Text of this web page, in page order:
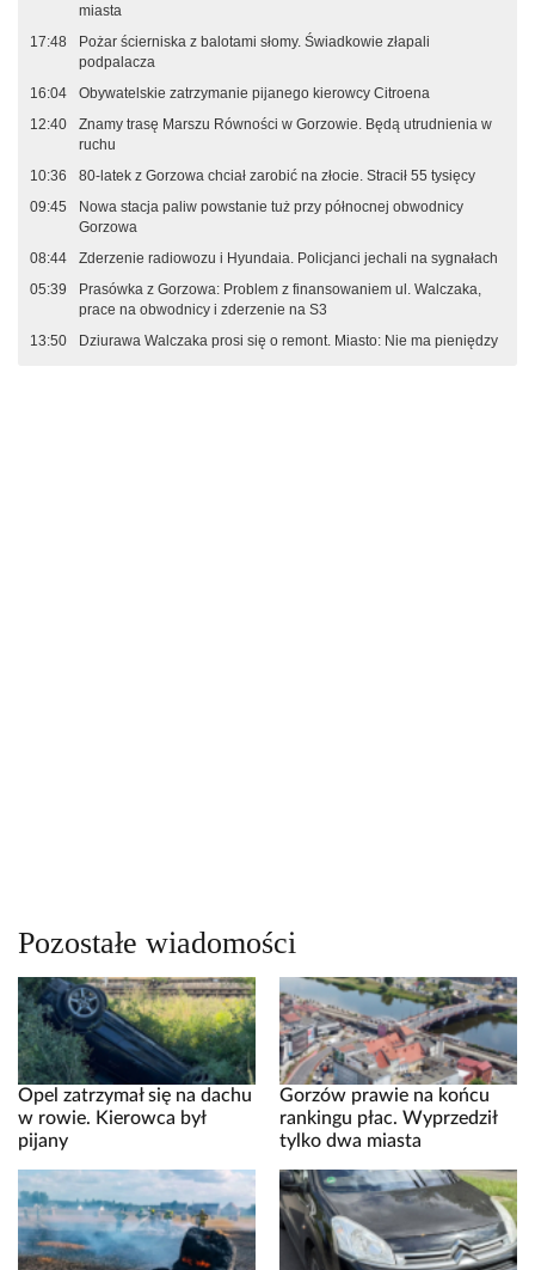
miasta
17:48
Pożar ścierniska z balotami słomy. Świadkowie złapali
podpalacza
16:04
Obywatelskie zatrzymanie pijanego kierowcy Citroena
12:40
Znamy trasę Marszu Równości w Gorzowie. Będą utrudnienia w
ruchu
10:36
80-latek z Gorzowa chciał zarobić na złocie. Stracił 55 tysięcy
09:45
Nowa stacja paliw powstanie tuż przy północnej obwodnicy
Gorzowa
08:44
Zderzenie radiowozu i Hyundaia. Policjanci jechali na sygnałach
05:39
Prasówka z Gorzowa: Problem z finansowaniem ul. Walczaka,
prace na obwodnicy i zderzenie na S3
13:50
Dziurawa Walczaka prosi się o remont. Miasto: Nie ma pieniędzy
Pozostałe wiadomości
Opel zatrzymał się na dachu
w rowie. Kierowca był
pijany
Gorzów prawie na końcu
rankingu płac. Wyprzedził
tylko dwa miasta